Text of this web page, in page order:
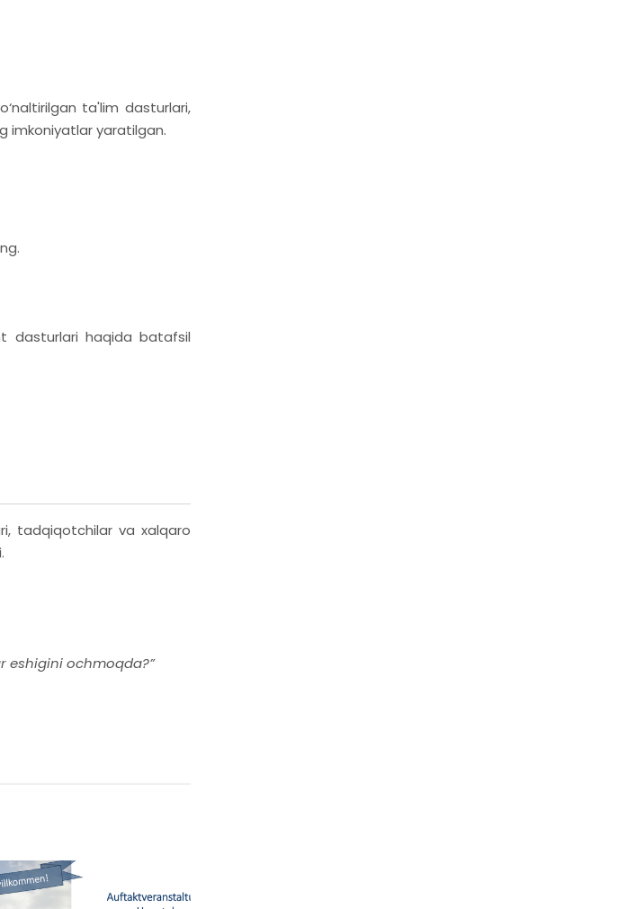
ta'lim dasturlari,
imkoniyatlar yaratilgan.
dasturlari haqida batafsil
tadqiqotchilar va xalqaro
eshigini ochmoqda?”